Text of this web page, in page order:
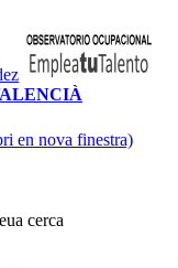
en nova finestra)
cerca